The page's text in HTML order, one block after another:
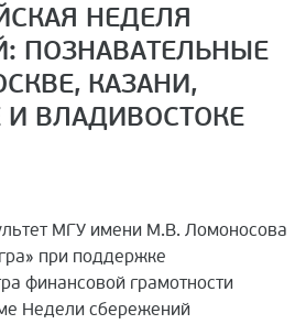
НЕДЕЛЯ
ПОЗНАВАТЕЛЬНЫЕ
КАЗАНИ,
И ВЛАДИВОСТОКЕ
МГУ имени М.В. Ломоносова
при поддержке
финансовой грамотности
Недели сбережений